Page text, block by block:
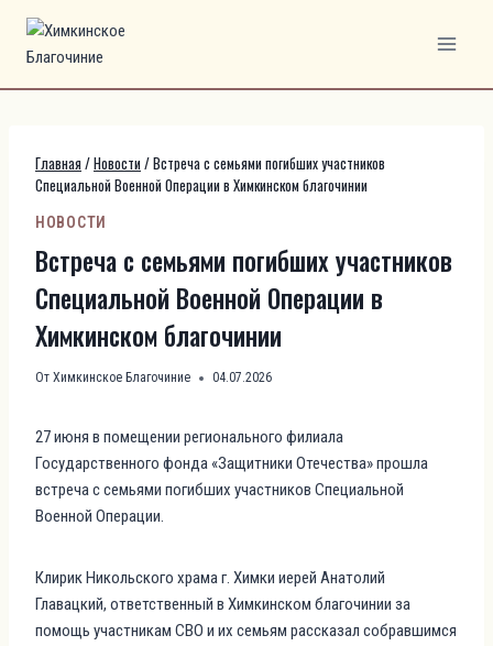
содержимому
Главная /Новости /Встреча с семьями погибших участников
Специальной Военной Операции в Химкинском благочинии
НОВОСТИ
Встреча с семьями погибших участников
Специальной Военной Операции в
Химкинском благочинии
От Химкинское Благочиние 04.07.2026
27 июня в помещении регионального филиала
Государственного фонда «Защитники Отечества» прошла
встреча с семьями погибших участников Специальной
Военной Операции.
Клирик Никольского храма г. Химки иерей Анатолий
Главацкий, ответственный в Химкинском благочинии за
помощь участникам СВО и их семьям рассказал собравшимся